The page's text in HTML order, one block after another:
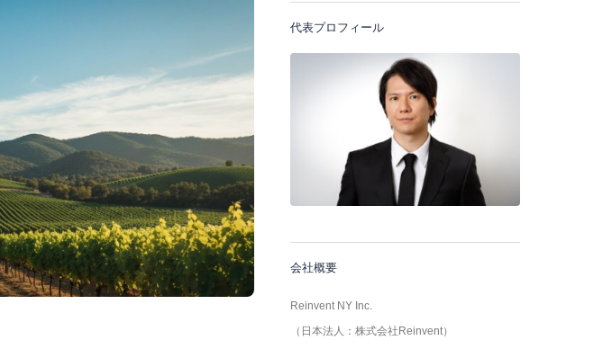
代表プロフィール
会社概要
Reinvent NY Inc.
（日本法人：株式会社Reinvent）